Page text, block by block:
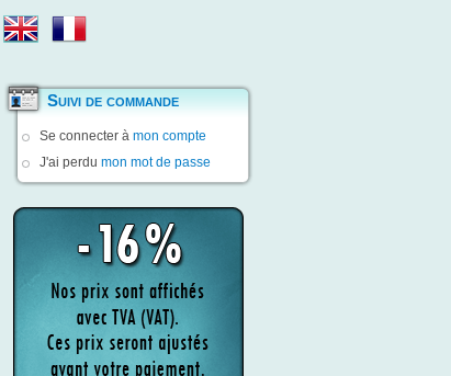
Suivi de commande
Se connecter à mon compte
J'ai perdu mon mot de passe